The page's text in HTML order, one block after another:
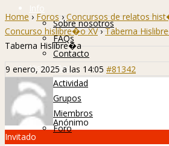
Info
Sobre nosotros
FAQs
Contacto
Hislibreños
Actividad
Grupos
Miembros
Foro
Home › Foros › Concursos de relatos
Concurso hislibre�o XV › Taberna
Taberna Hislibre�a
9 enero, 2025 a las 14:05 #81342
Anónimo
Invitado